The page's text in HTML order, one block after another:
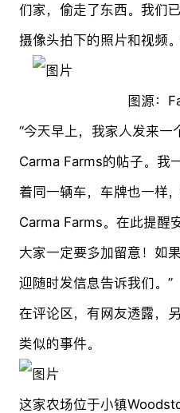
们家，偷走了东西。我们
摄像头拍下的照片和视频
图源：
“今天早上，我家人发来一
Carma Farms的帖子。我
着同一辆车，车牌也一样
Carma Farms。在此提醒
大家一定要多加留意！如
迎随时发信息告诉我们。”
在评论区，有网友透露，
类似的事件。
这家农场位于小镇